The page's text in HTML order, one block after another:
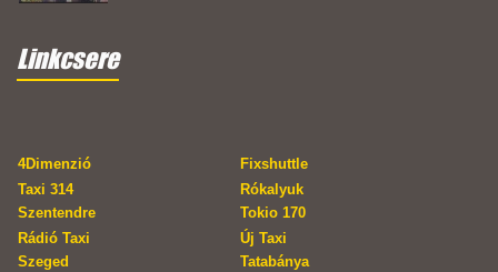
Linkcsere
4Dimenzió
Fixshuttle
Taxi 314
Szentendre
Rókalyuk
Tokio 170
Rádió Taxi
Szeged
Új Taxi
Tatabánya